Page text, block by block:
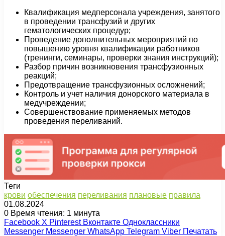
Квалификация медперсонала учреждения, занятого
в проведении трансфузий и других
гематологических процедур;
Проведение дополнительных мероприятий по
повышению уровня квалификации работников
(тренинги, семинары, проверки знания инструкций);
Разбор причин возникновения трансфузионных
реакций;
Предотвращение трансфузионных осложнений;
Контроль и учет наличия донорского материала в
медучреждении;
Совершенствование применяемых методов
проведения переливаний.
Теги
крови обеспечения переливания плановые правила
01.08.2024
0 Время чтения: 1 минута
Facebook X Pinterest Вконтакте Одноклассники
Messenger Messenger WhatsApp Telegram Viber Печатать